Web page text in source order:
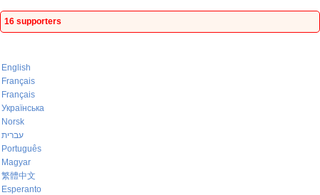
16 supporters
English
Français
Français
Українська
Norsk
עברית
Português
Magyar
繁體中文
Esperanto